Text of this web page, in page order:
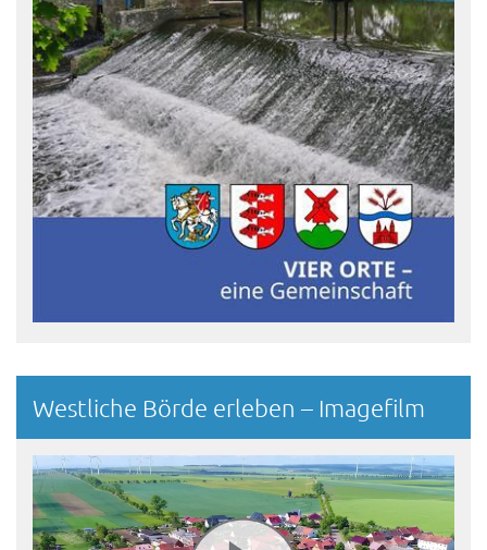
Westliche Börde erleben – Imagefilm